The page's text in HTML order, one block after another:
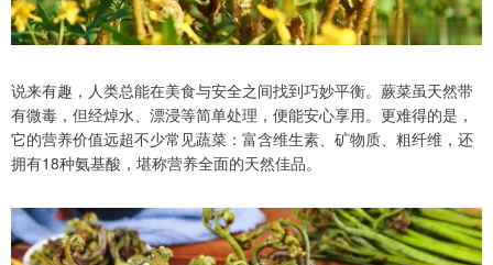
说来有趣，人类总能在美食与安全之间找到巧妙平衡。蕨菜虽天然带
有微毒，但经焯水、漂浸等简单处理，便能安心享用。更难得的是，
它的营养价值远超不少常见蔬菜：富含维生素、矿物质、粗纤维，还
拥有18种氨基酸，堪称营养全面的天然佳品。